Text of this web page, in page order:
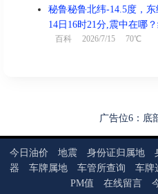
秘鲁秘鲁北纬-14.5度，
14日16时21分,震中在哪
百科 2026/7/15 70℃
广告位6：底
今日油价 地震 身份证归属地
器
车牌属地 车管所查询 车牌
PM值
在线留言